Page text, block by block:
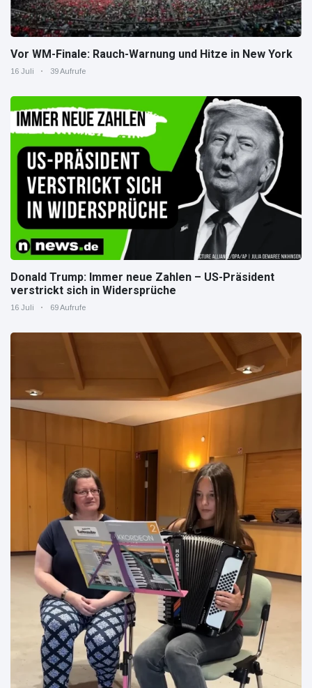
Vor WM-Finale: Rauch-Warnung und Hitze in New York
16 Juli 39 Aufrufe
Donald Trump: Immer neue Zahlen – US-Präsident
verstrickt sich in Widersprüche
16 Juli 69 Aufrufe